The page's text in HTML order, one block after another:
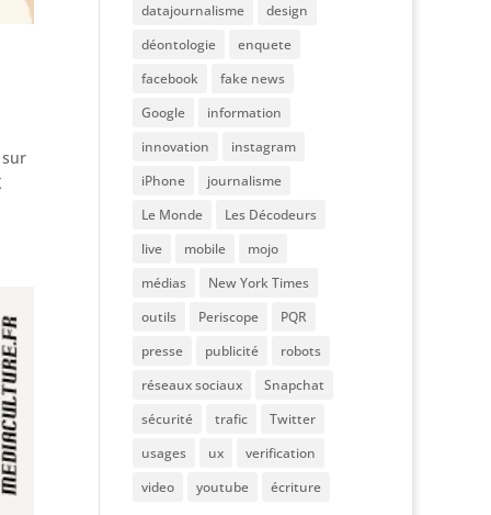
datajournalisme
design
déontologie
enquete
facebook
fake news
Google
information
innovation
instagram
iPhone
journalisme
Le Monde
Les Décodeurs
live
mobile
mojo
médias
New York Times
outils
Periscope
PQR
presse
publicité
robots
réseaux sociaux
Snapchat
sécurité
trafic
Twitter
usages
ux
verification
video
youtube écriture